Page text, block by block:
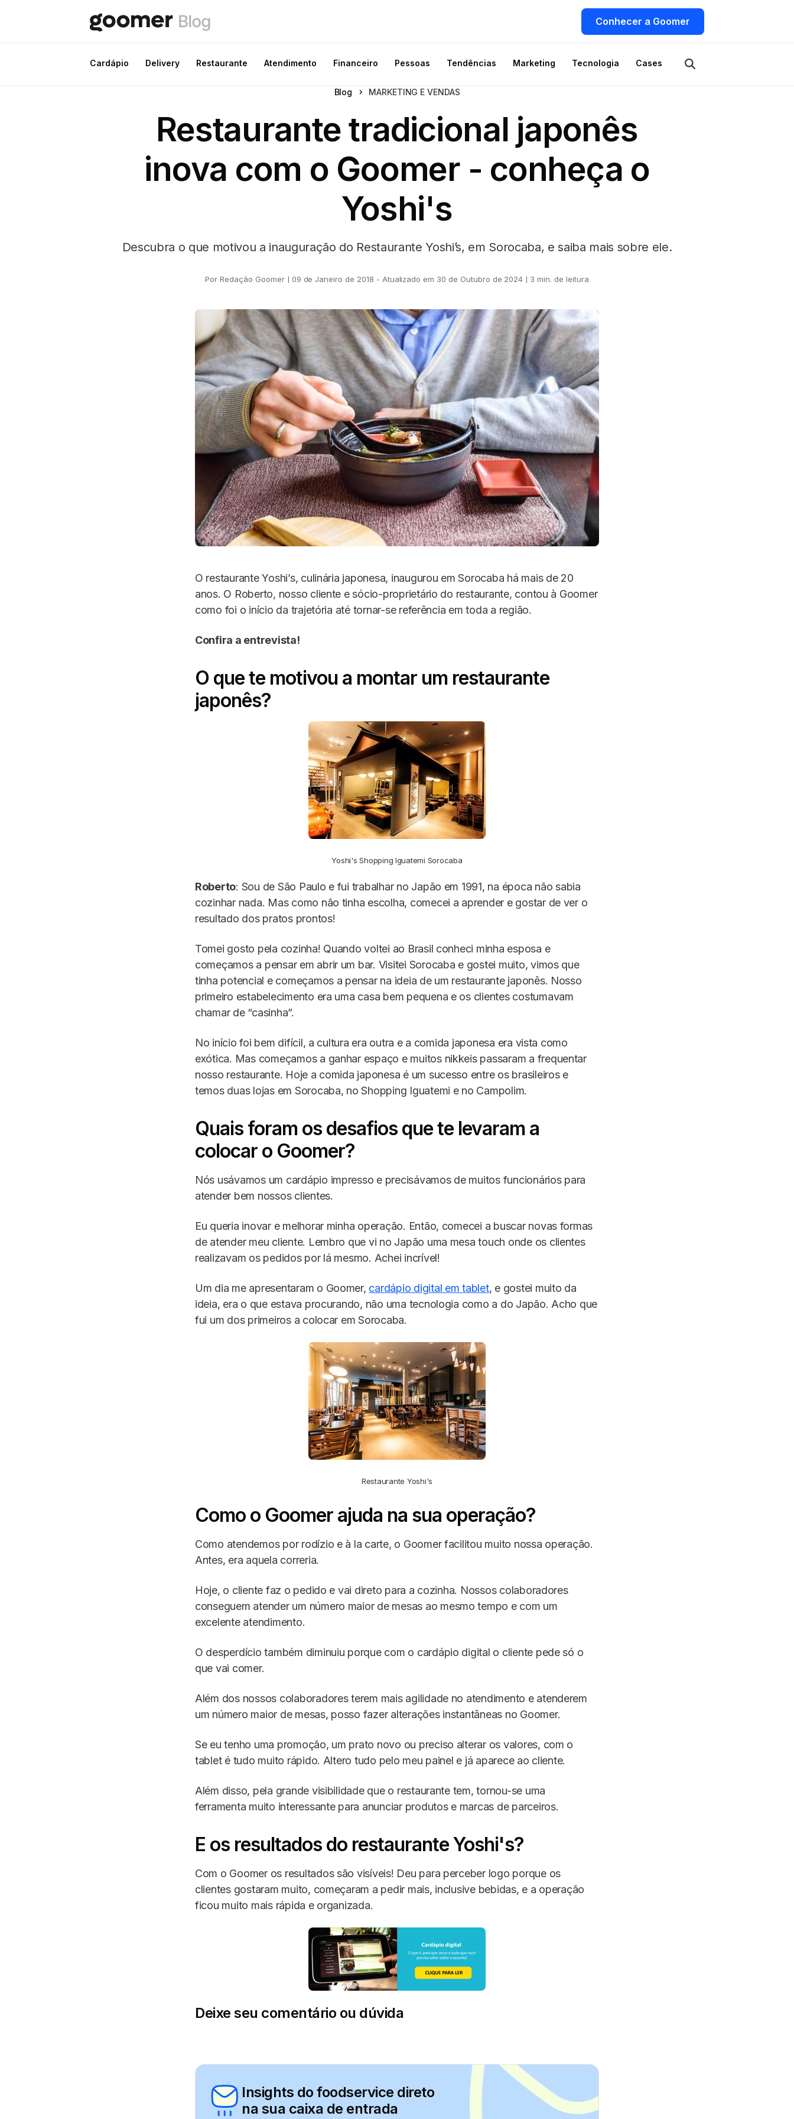
Conhecer a Goomer
Cardápio Delivery Restaurante Atendimento Financeiro Pessoas Tendências Marketing Tecnologia Cases
Blog MARKETING E VENDAS
Restaurante tradicional japonês
inova com o Goomer - conheça o
Yoshi's
Descubra o que motivou a inauguração do Restaurante Yoshi’s, em Sorocaba, e saiba mais sobre ele.
Por Redação Goomer 09 de Janeiro de 2018 - Atualizado em 30 de Outubro de 2024 3 min. de leitura
O restaurante Yoshi’s, culinária japonesa, inaugurou em Sorocaba há mais de 20
anos. O Roberto, nosso cliente e sócio-proprietário do restaurante, contou à Goomer
como foi o início da trajetória até tornar-se referência em toda a região.
Confira a entrevista!
O que te motivou a montar um restaurante
japonês?
Yoshi's Shopping Iguatemi Sorocaba
Roberto: Sou de São Paulo e fui trabalhar no Japão em 1991, na época não sabia
cozinhar nada. Mas como não tinha escolha, comecei a aprender e gostar de ver o
resultado dos pratos prontos!
Tomei gosto pela cozinha! Quando voltei ao Brasil conheci minha esposa e
começamos a pensar em abrir um bar. Visitei Sorocaba e gostei muito, vimos que
tinha potencial e começamos a pensar na ideia de um restaurante japonês. Nosso
primeiro estabelecimento era uma casa bem pequena e os clientes costumavam
chamar de “casinha”.
No início foi bem difícil, a cultura era outra e a comida japonesa era vista como
exótica. Mas começamos a ganhar espaço e muitos nikkeis passaram a frequentar
nosso restaurante. Hoje a comida japonesa é um sucesso entre os brasileiros e
temos duas lojas em Sorocaba, no Shopping Iguatemi e no Campolim.
Quais foram os desafios que te levaram a
colocar o Goomer?
Nós usávamos um cardápio impresso e precisávamos de muitos funcionários para
atender bem nossos clientes.
Eu queria inovar e melhorar minha operação. Então, comecei a buscar novas formas
de atender meu cliente. Lembro que vi no Japão uma mesa touch onde os clientes
realizavam os pedidos por lá mesmo. Achei incrível!
Um dia me apresentaram o Goomer, cardápio digital em tablet, e gostei muito da
ideia, era o que estava procurando, não uma tecnologia como a do Japão. Acho que
fui um dos primeiros a colocar em Sorocaba.
Restaurante Yoshi's
Como o Goomer ajuda na sua operação?
Como atendemos por rodízio e à la carte, o Goomer facilitou muito nossa operação.
Antes, era aquela correria.
Hoje, o cliente faz o pedido e vai direto para a cozinha. Nossos colaboradores
conseguem atender um número maior de mesas ao mesmo tempo e com um
excelente atendimento.
O desperdício também diminuiu porque com o cardápio digital o cliente pede só o
que vai comer.
Além dos nossos colaboradores terem mais agilidade no atendimento e atenderem
um número maior de mesas, posso fazer alterações instantâneas no Goomer.
Se eu tenho uma promoção, um prato novo ou preciso alterar os valores, com o
tablet é tudo muito rápido. Altero tudo pelo meu painel e já aparece ao cliente.
Além disso, pela grande visibilidade que o restaurante tem, tornou-se uma
ferramenta muito interessante para anunciar produtos e marcas de parceiros.
E os resultados do restaurante Yoshi's?
Com o Goomer os resultados são visíveis! Deu para perceber logo porque os
clientes gostaram muito, começaram a pedir mais, inclusive bebidas, e a operação
ficou muito mais rápida e organizada.
Deixe seu comentário ou dúvida
Insights do foodservice direto
na sua caixa de entrada